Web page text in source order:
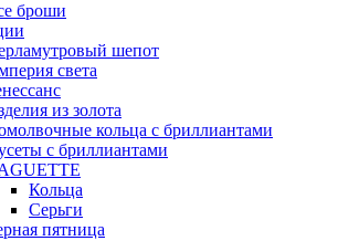
броши
шепот
света
из золота
кольца с бриллиантами
с бриллиантами
Кольца
Серьги
пятница